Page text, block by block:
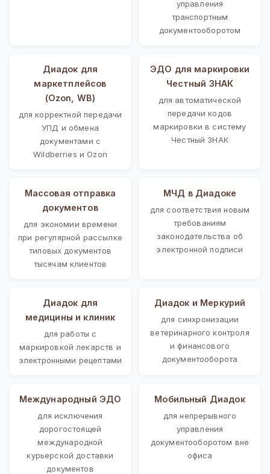
управления
транспортным
документооборотом
Диадок для
маркетплейсов
(Ozon, WB)
для корректной передачи
УПД и обмена
документами с
Wildberries и Ozon
ЭДО для маркировки
Честный ЗНАК
для автоматической
передачи кодов
маркировки в систему
Честный ЗНАК
Массовая отправка
документов
для экономии времени
при регулярной рассылке
типовых документов
тысячам клиентов
МЧД в Диадоке
для соответствия новым
требованиям
законодательства об
электронной подписи
Диадок для
медицины и клиник
для работы с
маркировкой лекарств и
электронными рецептами
Диадок и Меркурий
для синхронизации
ветеринарного контроля
и финансового
документооборота
Международный ЭДО
для исключения
дорогостоящей
международной
курьерской доставки
документов
Мобильный Диадок
для непрерывного
управления
документооборотом вне
офиса